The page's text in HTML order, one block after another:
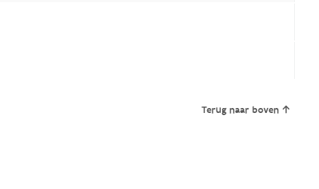
Terug naar boven